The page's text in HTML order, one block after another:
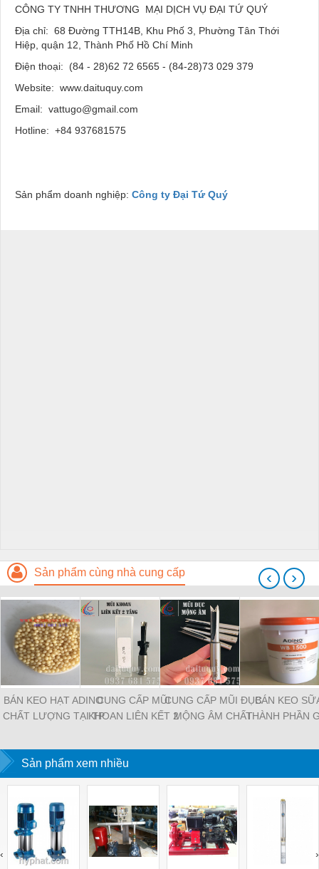
CÔNG TY TNHH THƯƠNG MẠI DỊCH VỤ ĐẠI TỨ QUÝ
Địa chỉ: 68 Đường TTH14B, Khu Phố 3, Phường Tân Thới
Hiệp, quận 12, Thành Phố Hồ Chí Minh
Điện thoại: (84 - 28)62 72 6565 - (84-28)73 029 379
Website: www.daituquy.com
Email: vattugo@gmail.com
Hotline: +84 937681575
Sản phẩm doanh nghiệp: Công ty Đại Tứ Quý
Sản phẩm cùng nhà cung cấp
BÁN KEO HẠT ADINO
CHẤT LƯỢNG TẠI TP
CUNG CẤP MŨI
KHOAN LIÊN KẾT 2
TẠI TP HỒ CHÍ MINH
CUNG CẤP MŨI ĐỤC
MỘNG ÂM CHẤT
CHÍ MINH
BÁN KEO
THÀNH PHẦN
NHẤT TẠI
‹ ›
Sản phẩm xem nhiều
‹ ›